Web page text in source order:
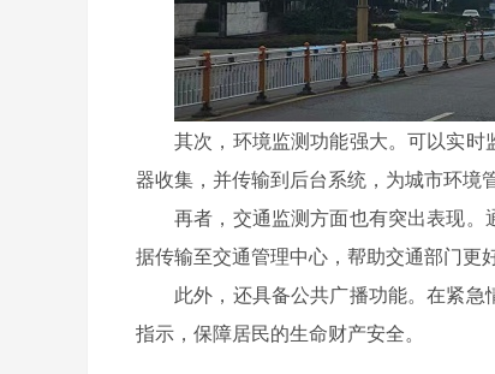
其次，环境监测功能强大。可以实
器收集，并传输到后台系统，为城市环境
再者，交通监测方面也有突出表现
据传输至交通管理中心，帮助交通部门更
此外，还具备公共广播功能。在紧
指示，保障居民的生命财产安全。